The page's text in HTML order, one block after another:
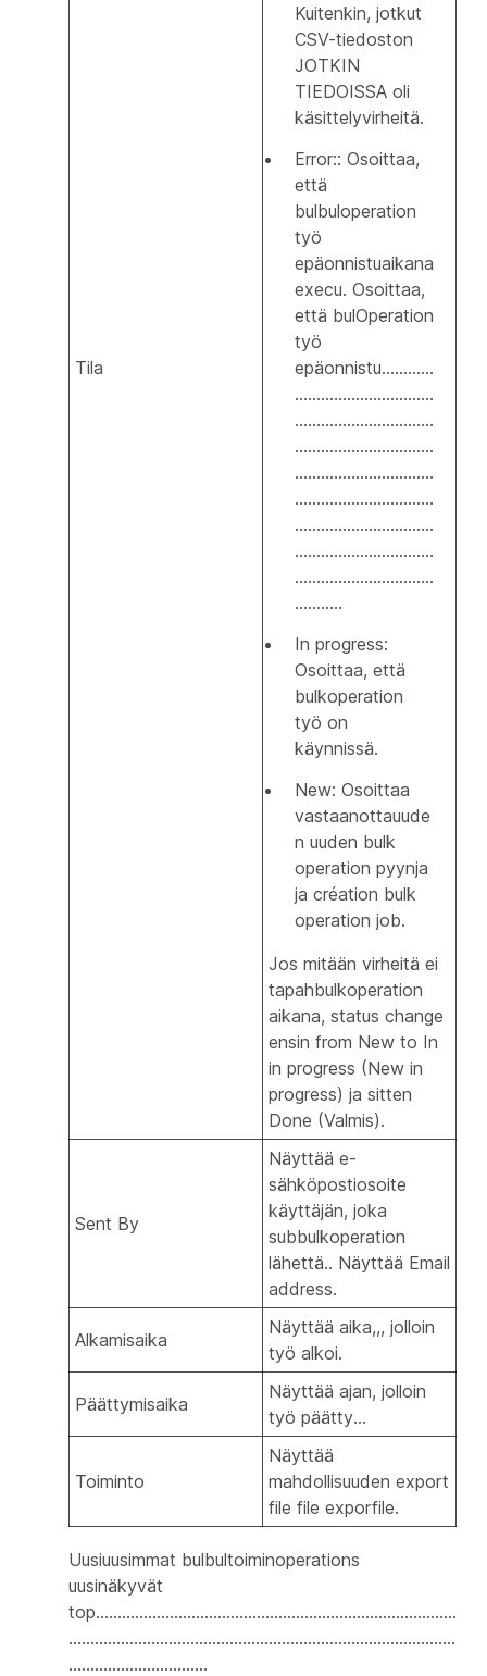
Tila
Kuitenkin, jotkut
CSV-tiedoston
JOTKIN
TIEDOISSA oli
käsittelyvirheitä.
Error:: Osoittaa,
että
bulbuloperation
työ
epäonnistuaikana
execu. Osoittaa,
että bulOperation
työ
epäonnistu............
................................
................................
................................
................................
................................
................................
................................
................................
...........
In progress:
Osoittaa, että
bulkoperation
työ on
käynnissä.
New: Osoittaa
vastaanottauude
n uuden bulk
operation pyynja
ja création bulk
operation job.
Jos mitään virheitä ei
tapahbulkoperation
aikana, status change
ensin from New to In
in progress (New in
progress) ja sitten
Done (Valmis).
Sent By
Näyttää e-
sähköpostiosoite
käyttäjän, joka
subbulkoperation
lähettä.. Näyttää Email
address.
Alkamisaika
Näyttää aika,,, jolloin
työ alkoi.
Päättymisaika
Näyttää ajan, jolloin
työ päätty...
Toiminto
Näyttää
mahdollisuuden export
file file exporfile.
Uusiuusimmat bulbultoiminoperations
uusinäkyvät
top...................................................................................
.........................................................................................
................................